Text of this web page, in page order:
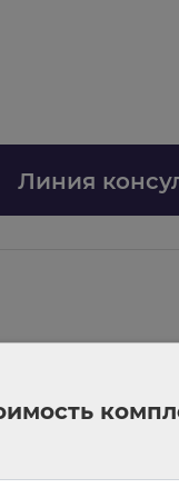
Линия
пояснила норму о
за незаконный
нужно в течение
иностранный счет